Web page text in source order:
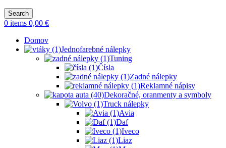
Search
0 items 0,00 €
Domov
Jednofarebné nálepky
Tuning
Čísla
Zadné nálepky
Reklamné nápisy
Dekoračné, oranmenty a symboly
Truck nálepky
Avia
Daf
Iveco
Liaz